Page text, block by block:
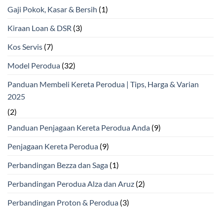
Gaji Pokok, Kasar & Bersih (1)
Kiraan Loan & DSR (3)
Kos Servis (7)
Model Perodua (32)
Panduan Membeli Kereta Perodua | Tips, Harga & Varian
2025
(2)
Panduan Penjagaan Kereta Perodua Anda (9)
Penjagaan Kereta Perodua (9)
Perbandingan Bezza dan Saga (1)
Perbandingan Perodua Alza dan Aruz (2)
Perbandingan Proton & Perodua (3)